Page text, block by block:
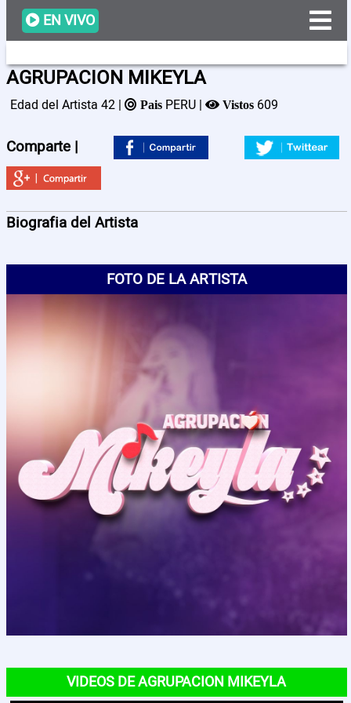
EN VIVO
Programacion
Videos
Artistas
Noticias
Nosotros
Contactos
AGRUPACION MIKEYLA
Edad del Artista 42 | Pais PERU | Vistos 609
Comparte |
Biografia del Artista
FOTO DE LA ARTISTA
VIDEOS DE AGRUPACION MIKEYLA